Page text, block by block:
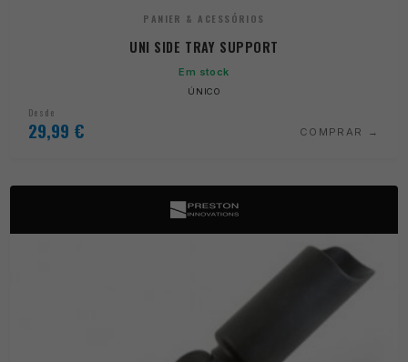
PANIER & ACESSÓRIOS
UNI SIDE TRAY SUPPORT
Em stock
ÚNICO
Desde
29,99 € COMPRAR